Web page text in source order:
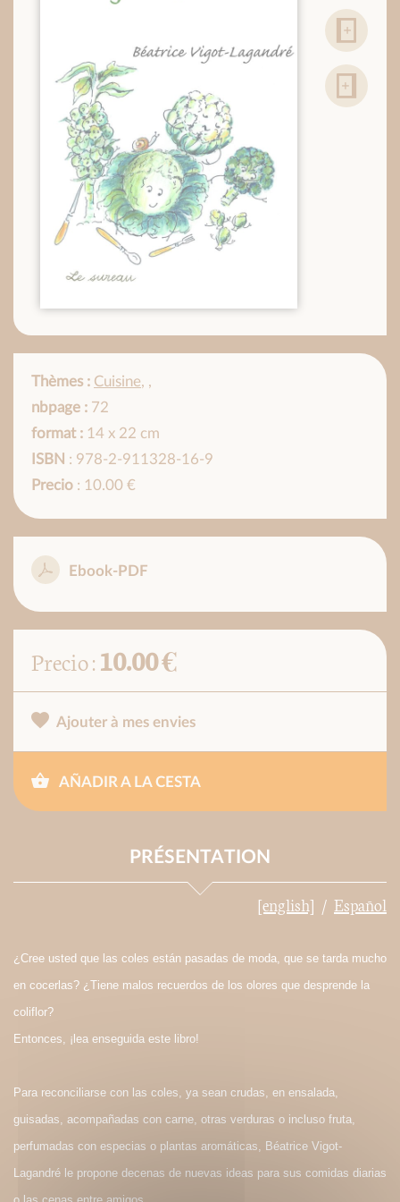
Thèmes : Cuisine, ,
nbpage : 72
format : 14 x 22 cm
ISBN : 978-2-911328-16-9
Precio : 10.00 €
Ebook-PDF
Precio :10.00 €
Ajouter à mes envies
AÑADIR A LA CESTA
PRÉSENTATION
[english] Español
¿Cree usted que las coles están pasadas de moda, que se tarda mucho
en cocerlas? ¿Tiene malos recuerdos de los olores que desprende la
coliflor?
Entonces, ¡lea enseguida este libro!
Para reconciliarse con las coles, ya sean crudas, en ensalada,
guisadas, acompañadas con carne, otras verduras o incluso fruta,
perfumadas con especias o plantas aromáticas, Béatrice Vigot-
Lagandré le propone decenas de nuevas ideas para sus comidas diarias